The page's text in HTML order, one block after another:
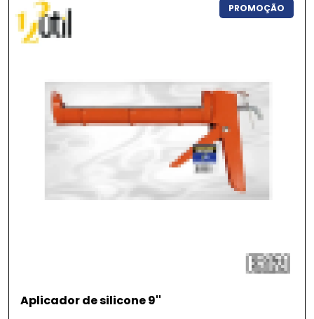
PROMOÇÃO
Aplicador de silicone 9''